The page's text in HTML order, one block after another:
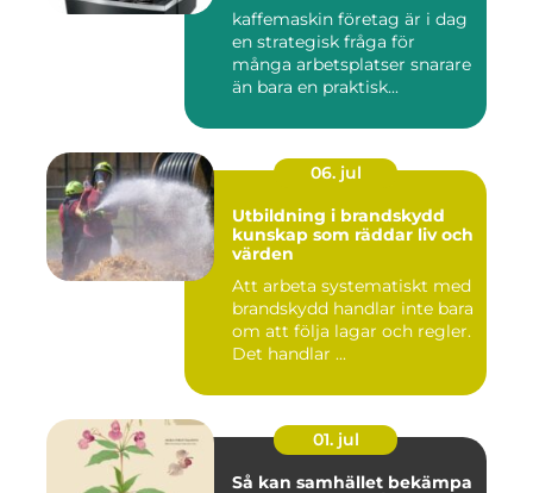
kaffemaskin företag är i dag
en strategisk fråga för
många arbetsplatser snarare
än bara en praktisk...
06. jul
Utbildning i brandskydd
kunskap som räddar liv och
värden
Att arbeta systematiskt med
brandskydd handlar inte bara
om att följa lagar och regler.
Det handlar ...
01. jul
Så kan samhället bekämpa